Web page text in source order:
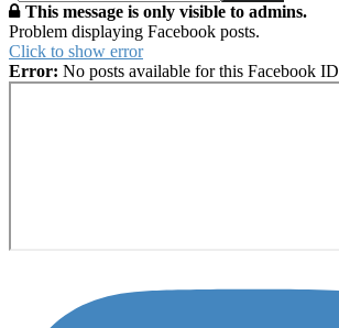
This message is only visible to admins.
Problem displaying Facebook posts.
Click to show error
Error: No posts available for this Facebook ID